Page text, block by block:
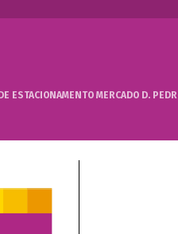
ESTACIONAMENTO MERCADO D.